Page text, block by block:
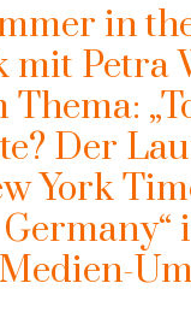
in
mit Petra
Thema:
Der
York